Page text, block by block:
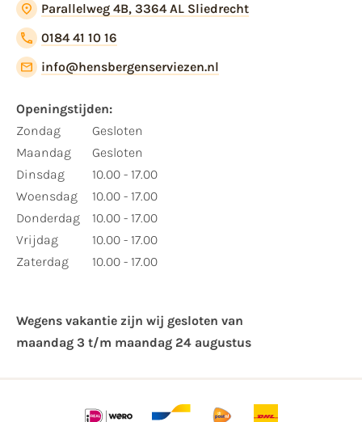
Parallelweg 4B, 3364 AL Sliedrecht
0184 41 10 16
info@hensbergenserviezen.nl
Openingstijden:
Zondag
Maandag
Dinsdag
Woensdag
Donderdag
Vrijdag
Zaterdag
Gesloten
Gesloten
10.00 - 17.00
10.00 - 17.00
10.00 - 17.00
10.00 - 17.00
10.00 - 17.00
Wegens vakantie zijn wij gesloten van ​
maandag 3 t/m maandag 24 augustus